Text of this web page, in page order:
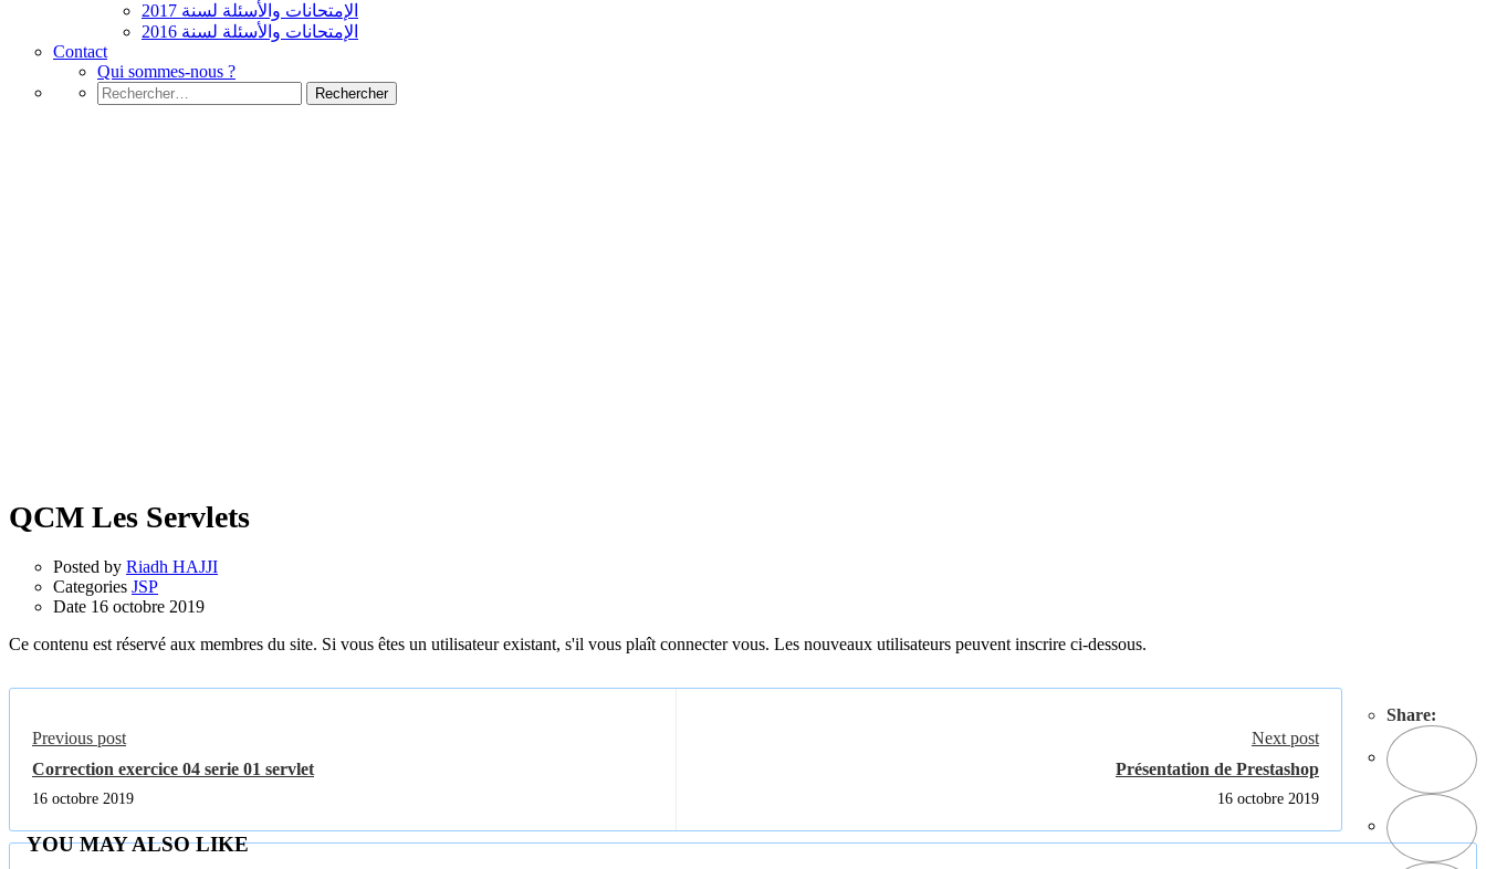
الإمتحانات والأسئلة لسنة 2017
الإمتحانات والأسئلة لسنة 2016
Contact
Qui sommes-nous ?
Rechercher :
QCM Les Servlets
Posted by Riadh HAJJI
Categories JSP
Date 16 octobre 2019
Ce contenu est réservé aux membres du site. Si vous êtes un utilisateur existant, s'il vous plaît connecter vous. Les nouveaux utilisateurs peuvent inscrire ci-dessous.
Share:
Previous post
Correction exercice 04 serie 01 servlet
16 octobre 2019
Next post
Présentation de Prestashop
16 octobre 2019
YOU MAY ALSO LIKE